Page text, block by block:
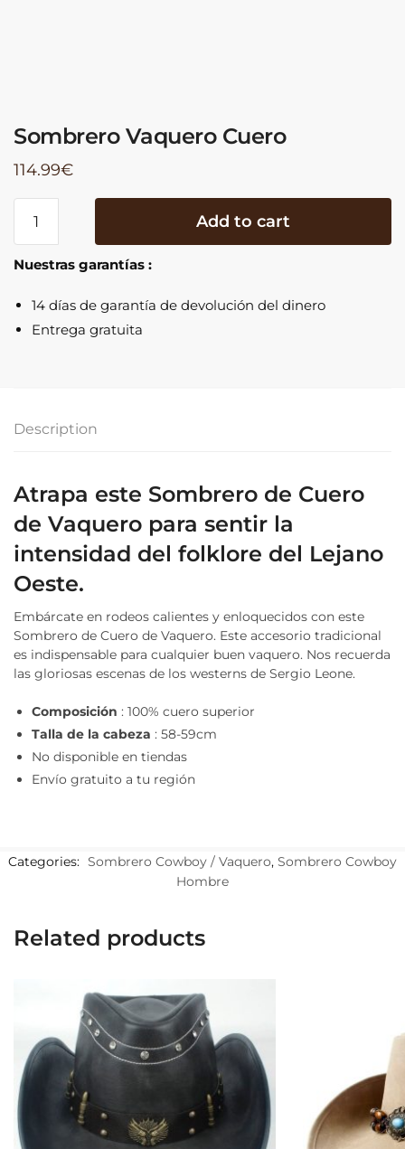
Sombrero Vaquero Cuero
114.99€
Vaquero
quantity
Add to cart
Nuestras garantías :
14 días de garantía de devolución del dinero
Entrega gratuita
Description
Atrapa este Sombrero de Cuero
de Vaquero para sentir la
intensidad del folklore del Lejano
Oeste.
Embárcate en rodeos calientes y enloquecidos con este
Sombrero de Cuero de Vaquero. Este accesorio tradicional
es indispensable para cualquier buen vaquero. Nos recuerda
las gloriosas escenas de los westerns de Sergio Leone.
Composición : 100% cuero superior
Talla de la cabeza : 58-59cm
No disponible en tiendas
Envío gratuito a tu región
Categories: Sombrero Cowboy / Vaquero, Sombrero Cowboy
Hombre
Related products